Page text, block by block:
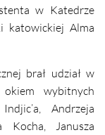
w Katedrze
katowickiej Alma
brał udział w
wybitnych
Andrzeja
Kocha, Janusza